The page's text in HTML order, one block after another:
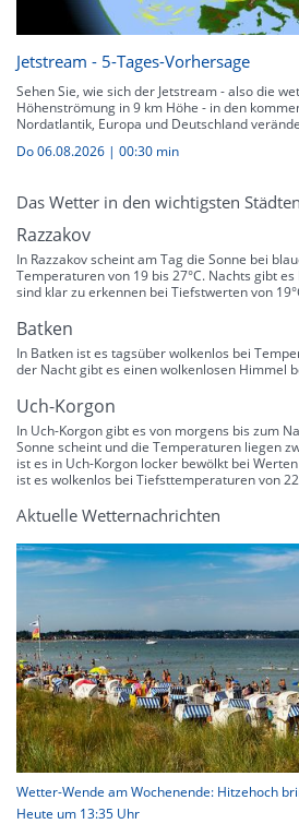
Jetstream - 5-Tages-Vorhersage
Sehen Sie, wie sich der Jetstream - also die
Höhenströmung in 9 km Höhe - in den
Nordatlantik, Europa und Deutschland
Do 06.08.2026 | 00:30 min
Das Wetter in den wichtigsten
Razzakov
In Razzakov scheint am Tag die Sonne bei
Temperaturen von 19 bis 27°C. Nachts gibt
sind klar zu erkennen bei Tiefstwerten von
Batken
In Batken ist es tagsüber wolkenlos bei
der Nacht gibt es einen wolkenlosen Himmel
Uch-Korgon
In Uch-Korgon gibt es von morgens bis zum
Sonne scheint und die Temperaturen liegen
ist es in Uch-Korgon locker bewölkt bei
ist es wolkenlos bei Tiefsttemperaturen von
Aktuelle Wetternachrichten
Wetter-Wende am Wochenende: Hitzehoch
Heute um 13:35 Uhr